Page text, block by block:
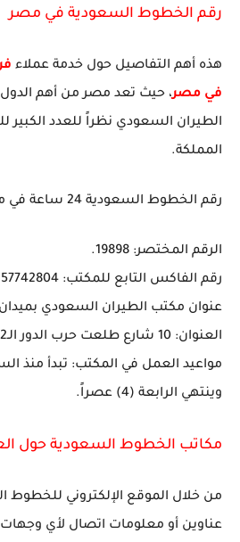
رقم الخطوط السعودية في مصر
هذه أهم التفاصيل حول خدمة عملاء
في مصر، حيث تعد مصر من أهم
الطيران السعودي نظراً للعدد الكبير
المملكة.
رقم الخطوط السعودية 24 ساعة في مصر
الرقم المختصر: 19898.
رقم الفاكس التابع للمكتب: 20257742804.
عنوان مكتب الطيران السعودي
العنوان: 10 شارع طلعت حرب الدور الـ12 وسط البلد القاهرة.
وينتهي الرابعة (4) عصراً.
مكاتب الخطوط السعودية حول
من خلال الموقع الإلكتروني للخطوط
عناوين أو معلومات اتصال ﻷي